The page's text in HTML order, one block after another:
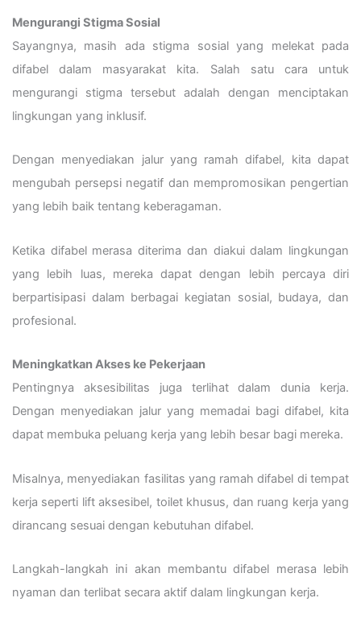
Mengurangi Stigma Sosial
Sayangnya, masih ada stigma sosial yang melekat pada
difabel dalam masyarakat kita. Salah satu cara untuk
mengurangi stigma tersebut adalah dengan menciptakan
lingkungan yang inklusif.
Dengan menyediakan jalur yang ramah difabel, kita dapat
mengubah persepsi negatif dan mempromosikan pengertian
yang lebih baik tentang keberagaman.
Ketika difabel merasa diterima dan diakui dalam lingkungan
yang lebih luas, mereka dapat dengan lebih percaya diri
berpartisipasi dalam berbagai kegiatan sosial, budaya, dan
profesional.
Meningkatkan Akses ke Pekerjaan
Pentingnya aksesibilitas juga terlihat dalam dunia kerja.
Dengan menyediakan jalur yang memadai bagi difabel, kita
dapat membuka peluang kerja yang lebih besar bagi mereka.
Misalnya, menyediakan fasilitas yang ramah difabel di tempat
kerja seperti lift aksesibel, toilet khusus, dan ruang kerja yang
dirancang sesuai dengan kebutuhan difabel.
Langkah-langkah ini akan membantu difabel merasa lebih
nyaman dan terlibat secara aktif dalam lingkungan kerja.